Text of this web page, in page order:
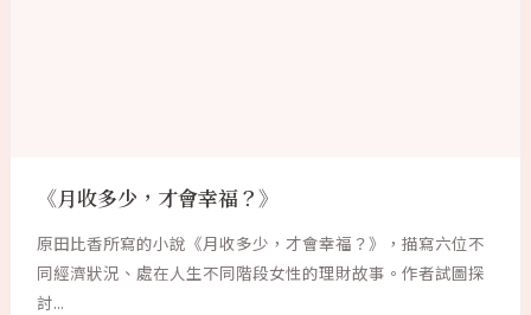
《月收多少，才會幸福？》
原田比香所寫的小說《月收多少，才會幸福？》，描寫六位不
同經濟狀況、處在人生不同階段女性的理財故事。作者試圖探
討...